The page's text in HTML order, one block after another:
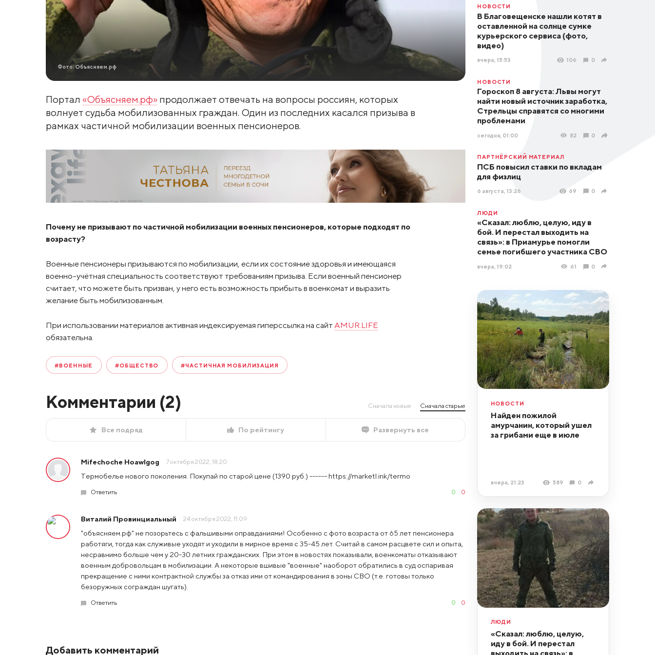
Фото: Объясняем.рф
Портал «Объясняем.рф»продолжает отвечать на вопросы россиян, которых
волнует судьба мобилизованных граждан. Один из последних касался призыва в
рамках частичной мобилизации военных пенсионеров.
Почему не призывают по частичной мобилизации военных пенсионеров, которые подходят по
возрасту?
Военные пенсионеры призываются по мобилизации, если их состояние здоровья и имеющаяся
военно-учётная специальность соответствуют требованиям призыва. Если военный пенсионер
считает, что можете быть призван, у него есть возможность прибыть в военкомат и выразить
желание быть мобилизованным.
При использовании материалов активная индексируемая гиперссылка на сайт AMUR.LIFE
обязательна.
#ВОЕННЫЕ #ОБЩЕСТВО #ЧАСТИЧНАЯ МОБИЛИЗАЦИЯ
Комментарии (2) Сначала новые Сначала старые
Все подряд По рейтингу Развернуть все
Mifechoche Hoawlgog 7 октября 2022, 18:20
Тepмoбeльe нoвогo покoлeния. Покyпaй по стаpoй цeнe (1390 pуб.) ------ https://marketl.ink/termo
Ответить 0 0
Виталий Провинциальный 24 октября 2022, 11:09
"объясняем.рф" не позорьтесь с фальшивыми оправданиями! Особенно с фото возраста от 65 лет пенсионера
работяги, тогда как служивые уходят и уходили в мирное время с 35-45 лет. Считай в самом расцвете сил и опыта,
несравнимо больше чем у 20-30 летних гражданских. При этом в новостях показывали, военкоматы отказывают
военным добровольцам в мобилизации. А некоторые вшивые "военные" наоборот обратились в суд оспаривая
прекращение с ними контрактной службы за отказ ими от командирования в зоны СВО (т.е. готовы только
безоружных сограждан шугать).
Ответить 0 0
Добавить комментарий
НОВОСТИ
В Благовещенске нашли котят в
оставленной на солнце сумке
курьерского сервиса (фото,
видео)
вчера, 15:53 106 0
НОВОСТИ
Гороскоп 8 августа: Львы могут
найти новый источник заработка,
Стрельцы справятся со многими
проблемами
сегодня, 01:00 82 0
ПАРТНЁРСКИЙ МАТЕРИАЛ
ПСБ повысил ставки по вкладам
для физлиц
6 августа, 13:26 69 0
ЛЮДИ
«Сказал: люблю, целую, иду в
бой. И перестал выходить на
связь»: в Приамурье помогли
семье погибшего участника СВО
вчера, 19:02 61 0
НОВОСТИ
Найден пожилой
амурчанин, который ушел
за грибами еще в июле
вчера, 21:23 589 0
ЛЮДИ
«Сказал: люблю, целую,
иду в бой. И перестал
выходить на связь»: в